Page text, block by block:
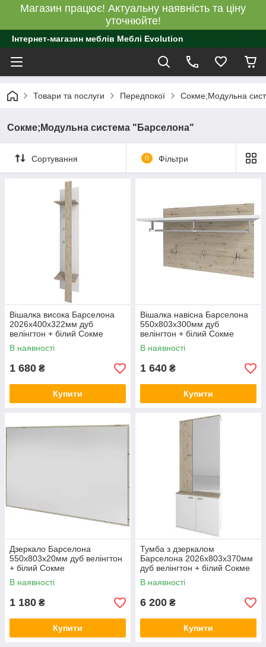
Магазин працює! Актуальну наявність та ціну
уточнюйте!
Інтернет-магазин меблів Меблі Evolution
Товари та послуги Передпокої Сокме;Модульна
Сокме;Модульна система "Барселона"
Сортування 0 Фільтри
Вішалка висока Барселона
2026х400х322мм дуб
велінгтон + білий Сокме
В наявності
1 680 ₴
Купити
Вішалка навісна Барселона
550х803х300мм дуб
велінгтон + білий Сокме
В наявності
1 640 ₴
Купити
Дзеркало Барселона
550х803х20мм дуб велінгтон
+ білий Сокме
В наявності
1 180 ₴
Купити
Тумба з дзеркалом
Барселона 2026х803х370мм
дуб велінгтон + білий Сокме
В наявності
6 200 ₴
Купити